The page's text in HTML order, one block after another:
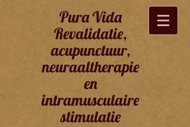
Pura Vida
Revalidatie,
acupunctuur,
neuraaltherapie
en
intramusculaire
stimulatie